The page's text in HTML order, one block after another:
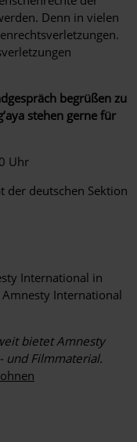
Denn in vielen
begrüßen zu
stehen gerne für
Uhr
der deutschen Sektion
International in
International
bietet Amnesty
und Filmmaterial.